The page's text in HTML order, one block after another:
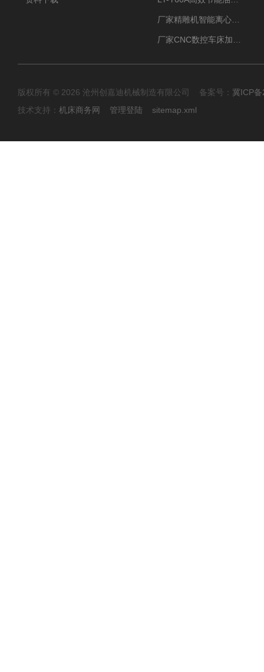
版权所有 © 2026 沧州创嘉迪机械制造有限公司 备案号： 冀ICP
技术支持： 机床商务网 管理登陆 sitemap.xml